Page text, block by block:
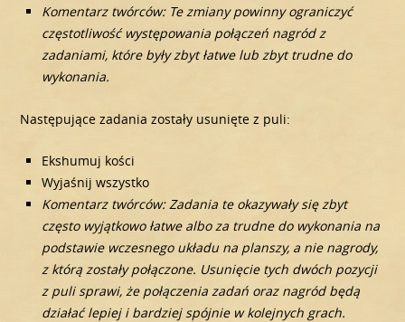
Komentarz twórców: Te zmiany powinny ograniczyć
częstotliwość występowania połączeń nagród z
zadaniami, które były zbyt łatwe lub zbyt trudne do
wykonania.
Następujące zadania zostały usunięte z puli:
Ekshumuj kości
Wyjaśnij wszystko
Komentarz twórców: Zadania te okazywały się zbyt
często wyjątkowo łatwe albo za trudne do wykonania na
podstawie wczesnego układu na planszy, a nie nagrody,
z którą zostały połączone. Usunięcie tych dwóch pozycji
z puli sprawi, że połączenia zadań oraz nagród będą
działać lepiej i bardziej spójnie w kolejnych grach.